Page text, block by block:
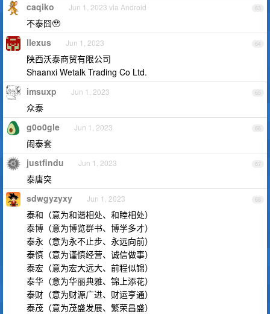
63
caqiko Jun 1, 2023 via Android
不泰囧🥹
64
llexus Jun 1, 2023
陕西沃泰商贸有限公司
Shaanxi Wetalk Trading Co Ltd.
65
imsuxp Jun 1, 2023
众泰
66
g0o0gle Jun 1, 2023
闹泰套
67
justfindu Jun 1, 2023
泰唐突
68
sdwgyzyxy Jun 1, 2023
泰和（意为和谐相处、和睦相处）
泰博（意为博览群书、博学多才）
泰永（意为永不止步、永远向前）
泰慎（意为谨慎经营、诚信做事）
泰宏（意为宏大远大、前程似锦）
泰华（意为华丽典雅、锦上添花）
泰财（意为财源广进、财运亨通）
泰茂（意为茂盛发展、繁荣昌盛）